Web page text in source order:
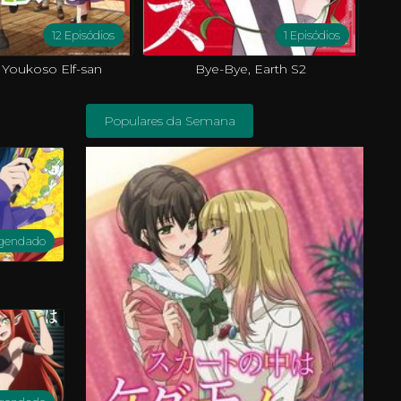
12 Episódios
Elf-san
1 Episódios
Bye-Bye, Earth S2
Populares da Semana